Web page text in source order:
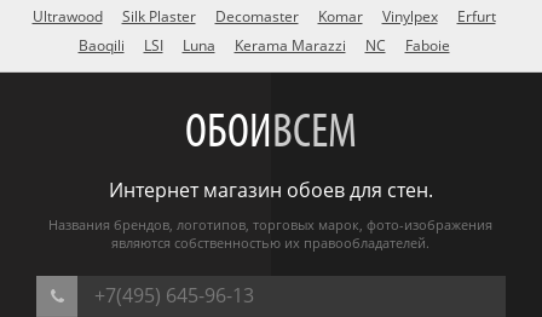
Ultrawood
Silk Plaster Decomaster Komar Vinylpex
Erfurt
Baoqili
LSI Luna Kerama Marazzi NC Faboie
ОБОИВСЕМ
Интернет магазин обоев для стен.
Названия брендов, логотипов, торговых марок, фото-изображения
являются собственностью их правообладателей.
+7(495) 645-96-13